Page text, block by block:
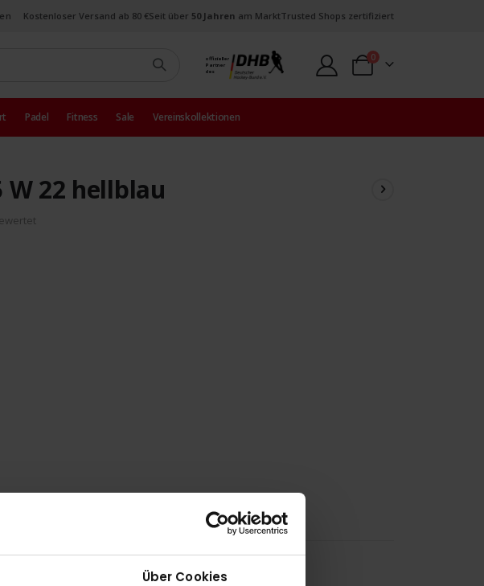
Über Cookies
Kostenloser Versand ab 80 €Seit über 50 Jahren am MarktTrusted Shops zertifiziert
offizieller
Partner
des
Warenkorb
0Artikel
Padel Fitness Sale Vereinskollektionen
W 22 hellblau